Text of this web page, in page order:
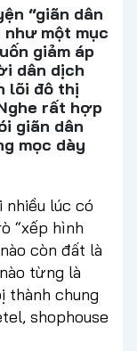
“giãn dân
một mục
giảm áp
dân dịch
lõi đô thị
rất hợp
giãn dân
mọc dày
nhiều lúc có
“xếp hình
còn đất là
từng là
thành chung
shophouse